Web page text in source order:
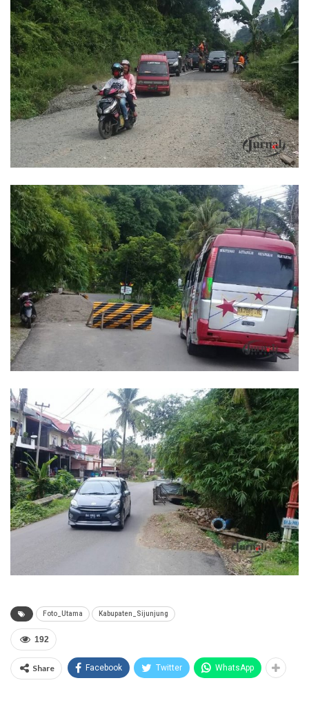
Foto_Utama Kabupaten_Sijunjung
192
Share Facebook Twitter WhatsApp